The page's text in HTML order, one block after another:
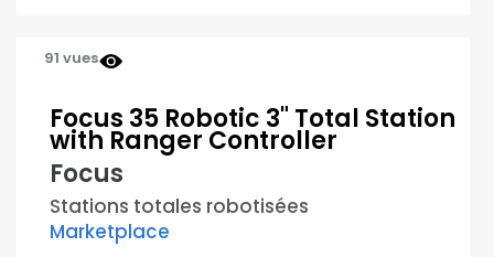
91 vues
Focus 35 Robotic 3" Total Station
with Ranger Controller
Focus
Stations totales robotisées
Marketplace